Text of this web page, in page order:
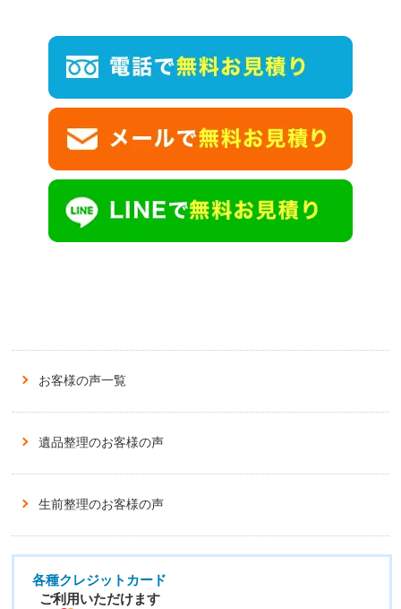
お客様の声一覧
遺品整理のお客様の声
生前整理のお客様の声
各種クレジットカード
ご利用いただけます